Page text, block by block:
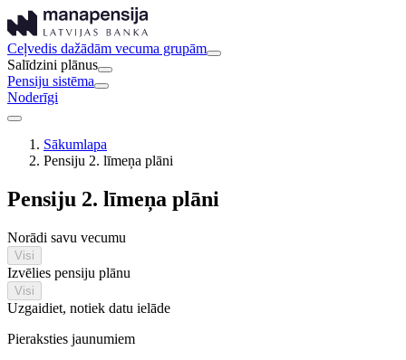
Ceļvedis dažādām vecuma grupām
Salīdzini plānus
Pensiju sistēma
Noderīgi
Sākumlapa
Pensiju 2. līmeņa plāni
Pensiju 2. līmeņa plāni
Norādi savu vecumu
Visi
Izvēlies pensiju plānu
Visi
Uzgaidiet, notiek datu ielāde
Pieraksties jaunumiem